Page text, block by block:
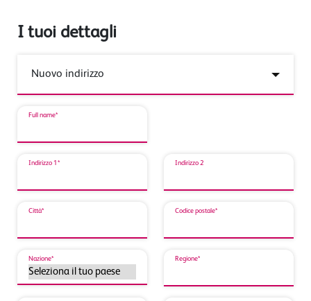
I tuoi dettagli
Full name*
Indirizzo 1* Indirizzo 2
Città* Codice postale*
Nazione* Regione*